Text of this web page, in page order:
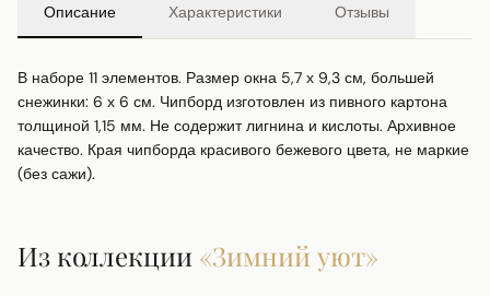
Описание Характеристики Отзывы
В наборе 11 элементов. Размер окна 5,7 х 9,3 см, большей
снежинки: 6 х 6 см. Чипборд изготовлен из пивного картона
толщиной 1,15 мм. Не содержит лигнина и кислоты. Архивное
качество. Края чипборда красивого бежевого цвета, не маркие
(без сажи).
Из коллекции «Зимний уют»